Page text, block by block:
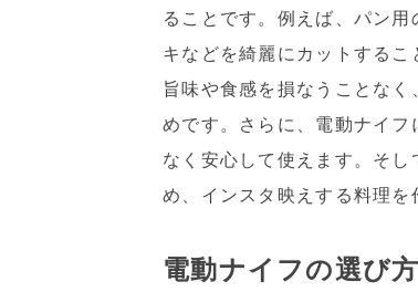
ることです。例えば、パン
キなどを綺麗にカットするこ
旨味や食感を損なうことな
めです。さらに、電動ナイ
なく安心して使えます。そ
め、インスタ映えする料理を
電動ナイフの選び方